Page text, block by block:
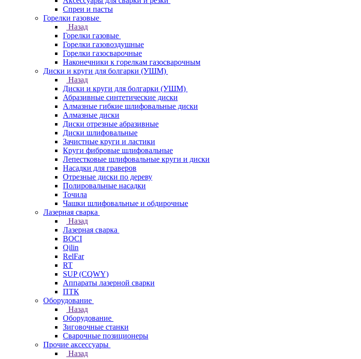
Спреи и пасты
Горелки газовые
Назад
Горелки газовые
Горелки газовоздушные
Горелки газосварочные
Наконечники к горелкам газосварочным
Диски и круги для болгарки (УШМ)
Назад
Диски и круги для болгарки (УШМ)
Абразивные синтетические диски
Алмазные гибкие шлифовальные диски
Алмазные диски
Диски отрезные абразивные
Диски шлифовальные
Зачистные круги и ластики
Круги фибровые шлифовальные
Лепестковые шлифовальные круги и диски
Насадки для граверов
Отрезные диски по дереву
Полировальные насадки
Точила
Чашки шлифовальные и обдирочные
Лазерная сварка
Назад
Лазерная сварка
BOCI
Qilin
RelFar
RT
SUP (CQWY)
Аппараты лазерной сварки
ПТК
Оборудование
Назад
Оборудование
Зиговочные станки
Сварочные позиционеры
Прочие аксессуары
Назад